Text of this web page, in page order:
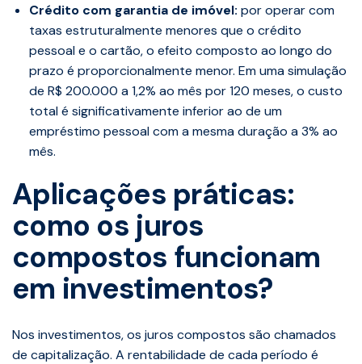
Crédito com garantia de imóvel: por operar com
taxas estruturalmente menores que o crédito
pessoal e o cartão, o efeito composto ao longo do
prazo é proporcionalmente menor. Em uma simulação
de R$ 200.000 a 1,2% ao mês por 120 meses, o custo
total é significativamente inferior ao de um
empréstimo pessoal com a mesma duração a 3% ao
mês.
Aplicações práticas:
como os juros
compostos funcionam
em investimentos?
Nos investimentos, os juros compostos são chamados
de capitalização. A rentabilidade de cada período é